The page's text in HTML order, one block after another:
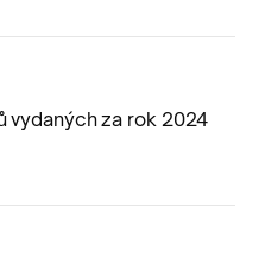
vydaných za rok 2024